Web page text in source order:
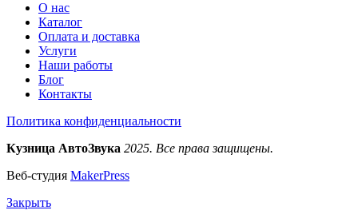
О нас
Каталог
Оплата и доставка
Услуги
Наши работы
Блог
Контакты
Политика конфиденциальности
Кузница АвтоЗвука 2025. Все права защищены.
Веб-студия MakerPress
Закрыть